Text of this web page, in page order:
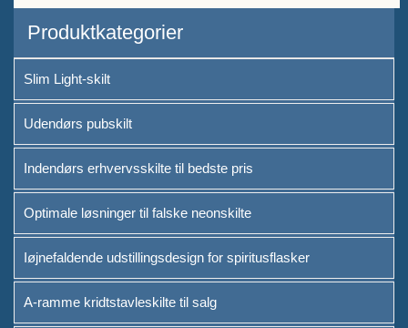
Produktkategorier
Slim Light-skilt
Udendørs pubskilt
Indendørs erhvervsskilte til bedste pris
Optimale løsninger til falske neonskilte
Iøjnefaldende udstillingsdesign for spiritusflasker
A-ramme kridtstavleskilte til salg